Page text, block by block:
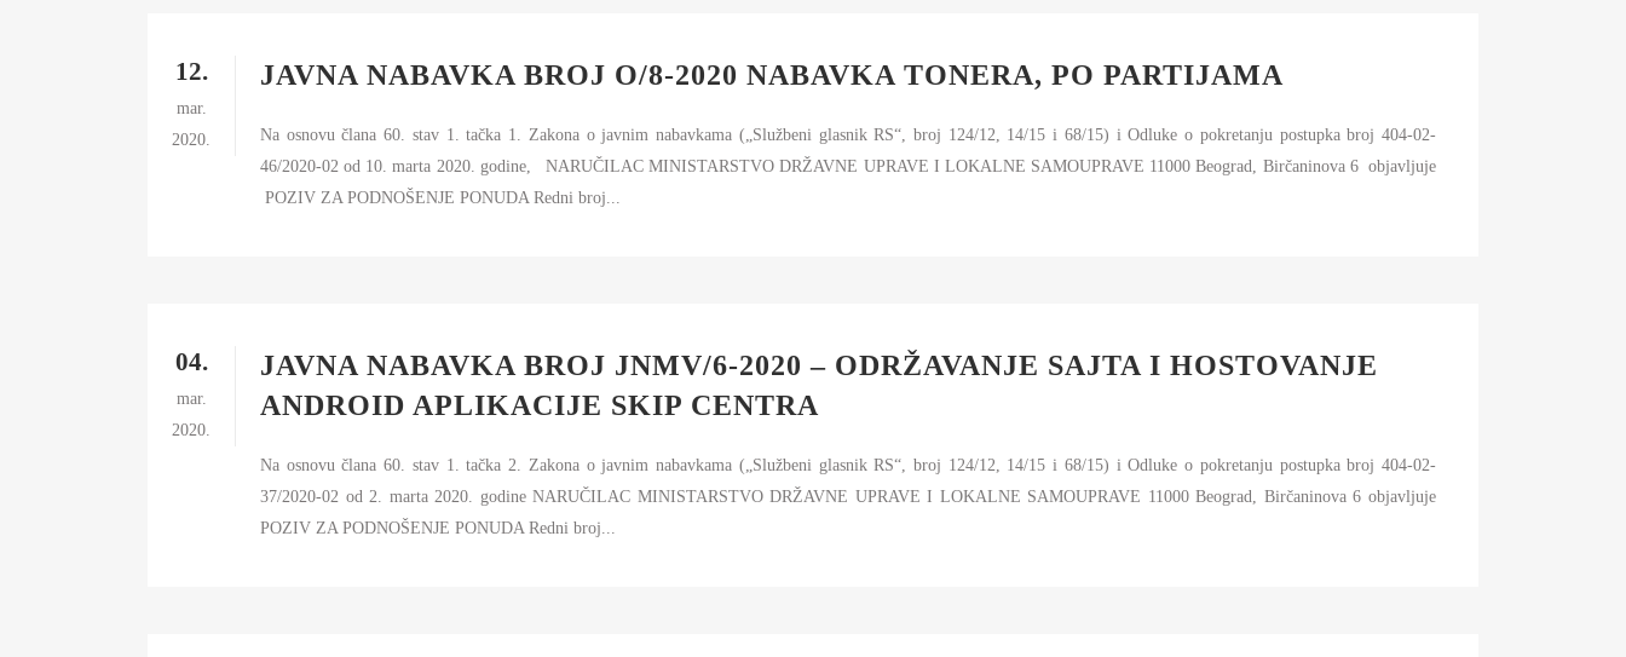
12.
mar.
2020.
JAVNA NABAVKA BROJ O/8-2020 NABAVKA TONERA, PO PARTIJAMA
Na osnovu člana 60. stav 1. tačka 1. Zakona o javnim nabavkama („Službeni glasnik RS“, broj 124/12, 14/15 i 68/15) i Odluke o pokretanju postupka broj 404-02-
46/2020-02 od 10. marta 2020. godine, NARUČILAC MINISTARSTVO DRŽAVNE UPRAVE I LOKALNE SAMOUPRAVE 11000 Beograd, Birčaninova 6 objavljuje
POZIV ZA PODNOŠENJE PONUDA Redni broj...
04.
mar.
2020.
JAVNA NABAVKA BROJ JNMV/6-2020 – ODRŽAVANJE SAJTA I HOSTOVANJE
ANDROID APLIKACIJE SKIP CENTRA
Na osnovu člana 60. stav 1. tačka 2. Zakona o javnim nabavkama („Službeni glasnik RS“, broj 124/12, 14/15 i 68/15) i Odluke o pokretanju postupka broj 404-02-
37/2020-02 od 2. marta 2020. godine NARUČILAC MINISTARSTVO DRŽAVNE UPRAVE I LOKALNE SAMOUPRAVE 11000 Beograd, Birčaninova 6 objavljuje
POZIV ZA PODNOŠENJE PONUDA Redni broj...